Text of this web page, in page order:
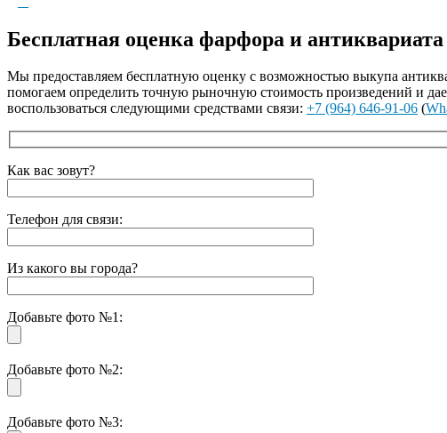
Бесплатная оценка фарфора и
Мы предоставляем бесплатную оценку с возможностью выкупа
помогаем определить точную рыночную стоимость произведений и
воспользоваться следующими средствами связи: +7 (964) 646-91-06 (
Как вас зовут?
Телефон для связи:
Из какого вы города?
Добавьте фото №1:
Добавьте фото №2:
Добавьте фото №3: